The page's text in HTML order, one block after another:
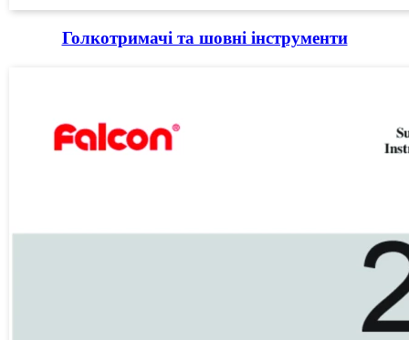
Голкотримачі та шовні інструменти